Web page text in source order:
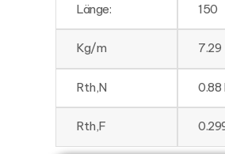
Länge: 150
Kg/m 7.29
Rth,N
Rth,F